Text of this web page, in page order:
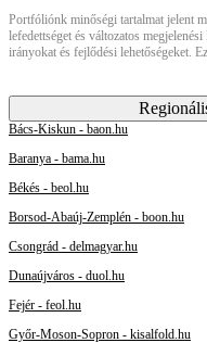
Portfóliónk minőségi tartalmat jelent
lefedettséget és változatos
irányokat és fejlődési lehetőségeket.
Bács-Kiskun - baon.hu
Baranya - bama.hu
Békés - beol.hu
Borsod-Abaúj-Zemplén - boon.hu
Csongrád - delmagyar.hu
Dunaújváros - duol.hu
Fejér - feol.hu
Győr-Moson-Sopron - kisalfold.hu